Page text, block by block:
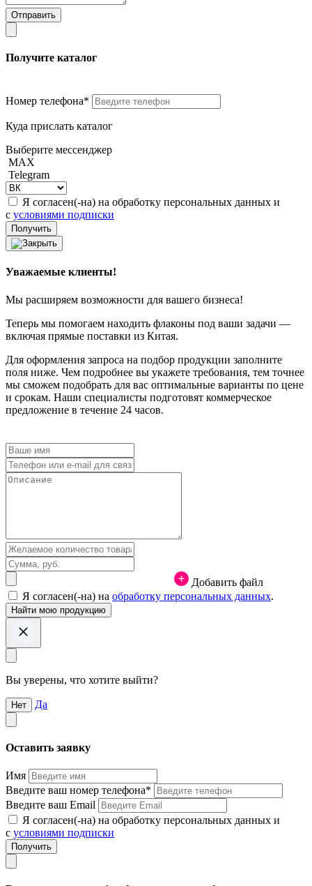
Получите каталог
Номер телефона*
Куда прислать каталог
Выберите мессенджер
MAX
Telegram
Я согласен(-на) на обработку персональных данных и
с условиями подписки
Уважаемые клиенты!
Мы расширяем возможности для вашего бизнеса!
Теперь мы помогаем находить флаконы под ваши задачи —
включая прямые поставки из Китая.
Для оформления запроса на подбор продукции заполните
поля ниже. Чем подробнее вы укажете требования, тем точнее
мы сможем подобрать для вас оптимальные варианты по цене
и срокам. Наши специалисты подготовят коммерческое
предложение в течение 24 часов.
Добавить файл
Я согласен(-на) на обработку персональных данных.
Вы уверены, что хотите выйти?
Нет Да
Оставить заявку
Имя
Введите ваш номер телефона*
Введите ваш Email
Я согласен(-на) на обработку персональных данных и
с условиями подписки